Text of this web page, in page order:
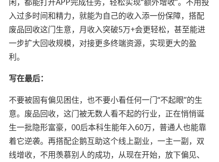
入过多时间和精力，就能为自己的收入添一份保障，搭配
废品回收这门生意，月收入突破5万+会更轻松，甚至能进
一步扩大回收规模，对接更多终端资源，实现更大的盈
利。
写在最后：
不要被固有偏见困住，也不要小看任何一门“不起眼”的生
意。废品回收，这门被无数人看不起的行业，正在悄悄诞
生一批隐形富豪，00后本科生能年入60万，普通人也能靠
着它逆袭。再搭配企鹅互助这个线上副业，一主一副，双
线增收，不用羡慕别人的成功，从现在开始，放下偏见、